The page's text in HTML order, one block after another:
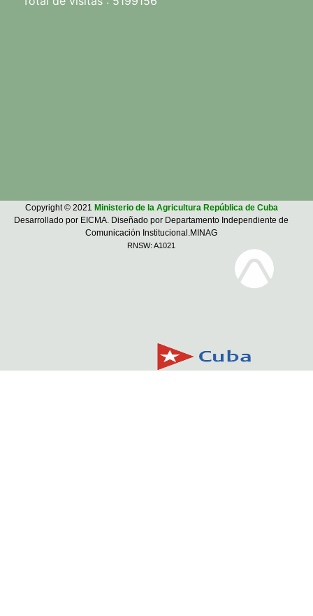
Copyright © 2021 Ministerio de la Agricultura República de Cuba
Desarrollado por EICMA. Diseñado por Departamento Independiente de
Comunicación Institucional.MINAG
RNSW: A1021